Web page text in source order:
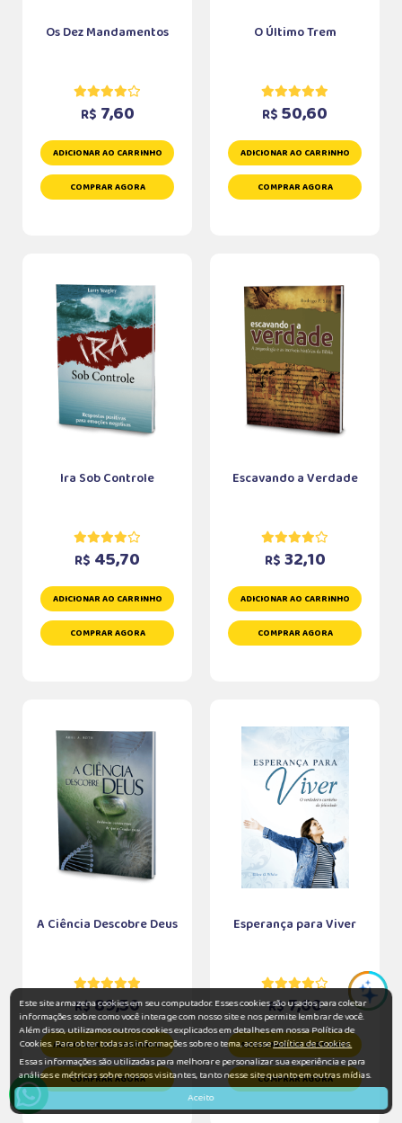
Os Dez Mandamentos
R$ 7,60
ADICIONAR AO CARRINHO
COMPRAR AGORA
O Último Trem
R$ 50,60
ADICIONAR AO CARRINHO
COMPRAR AGORA
Ira Sob Controle
R$ 45,70
ADICIONAR AO CARRINHO
COMPRAR AGORA
Escavando a Verdade
R$ 32,10
ADICIONAR AO CARRINHO
COMPRAR AGORA
A Ciência Descobre Deus
R$89,50
ADICIONAR AO CARRINHO
COMPRAR AGORA
Esperança para Viver
R$7,60
ADICIONAR AO CARRINHO
COMPRAR AGORA
Este site armazena cookies em seu computador. Esses cookies são usados para coletar
informações sobre como você interage com nosso site e nos permite lembrar de você.
Além disso, utilizamos outros cookies explicados em detalhes em nossa Política de
Cookies. Para obter todas as informações sobre o tema, acessePolítica de Cookies.
Essas informações são utilizadas para melhorar e personalizar sua experiência e para
análises e métricas sobre nossos visitantes, tanto nesse site quanto em outras mídias.
Aceito